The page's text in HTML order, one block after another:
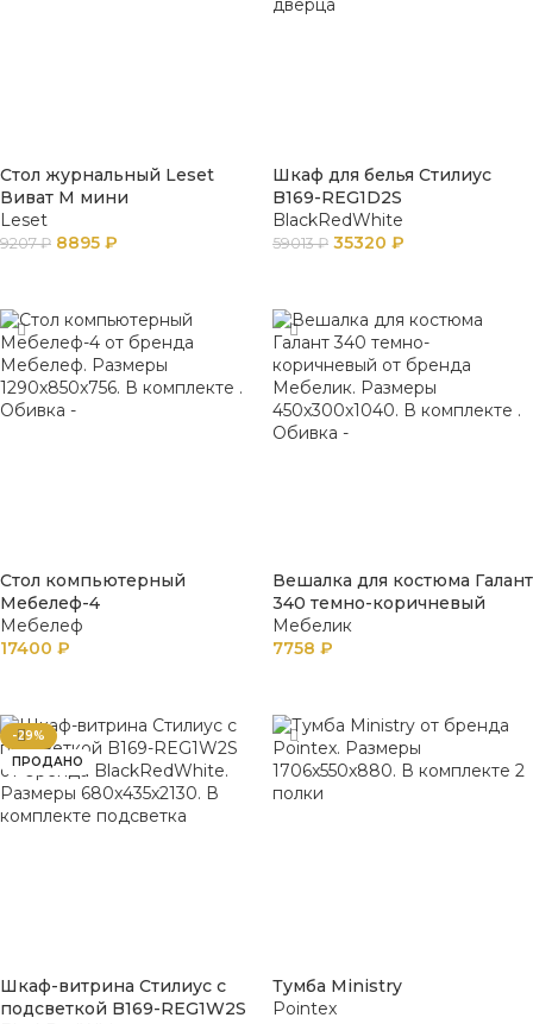
Стол журнальный Leset
Виват М мини
Leset
9207₽ 8895 ₽
Шкаф для белья Стилиус
B169-REG1D2S
BlackRedWhite
59013₽ 35320 ₽
Стол компьютерный
Мебелеф-4
Мебелеф
17400 ₽
Вешалка для костюма Галант
340 темно-коричневый
Мебелик
7758 ₽
-29%
ПРОДАНО
Шкаф-витрина Стилиус с
подсветкой B169-REG1W2S
Тумба Ministry
Pointex